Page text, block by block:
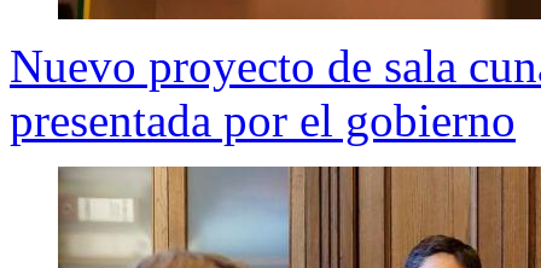
Nuevo proyecto de sala
presentada por el gobierno